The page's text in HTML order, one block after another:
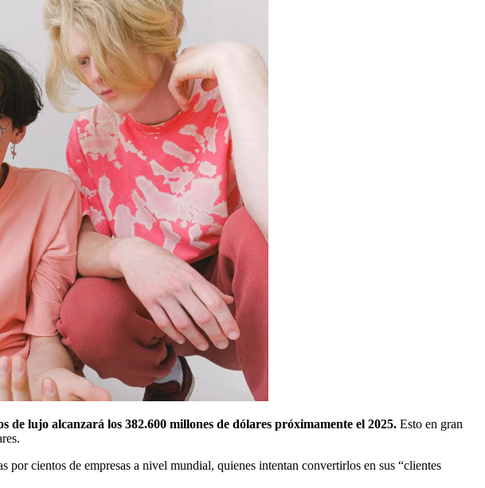
de lujo alcanzará los 382.600 millones de dólares próximamente el 2025. Esto en gran
cientos de empresas a nivel mundial, quienes intentan convertirlos en sus “clientes